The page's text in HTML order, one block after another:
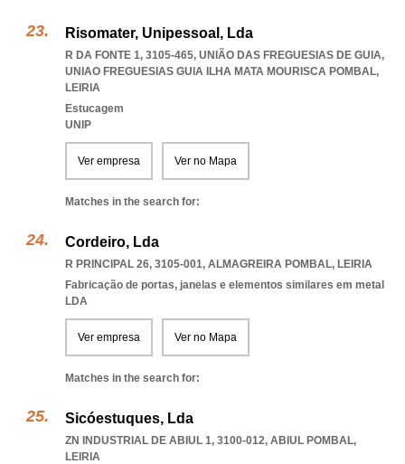
Risomater, Unipessoal, Lda
R DA FONTE 1, 3105-465, UNIÃO DAS FREGUESIAS DE GUIA,
UNIAO FREGUESIAS GUIA ILHA MATA MOURISCA POMBAL,
LEIRIA
Estucagem
UNIP
Ver empresa Ver no Mapa
Matches in the search for:
Cordeiro, Lda
R PRINCIPAL 26, 3105-001, ALMAGREIRA POMBAL, LEIRIA
Fabricação de portas, janelas e elementos similares em metal
LDA
Ver empresa Ver no Mapa
Matches in the search for:
Sicóestuques, Lda
ZN INDUSTRIAL DE ABIUL 1, 3100-012, ABIUL POMBAL,
LEIRIA